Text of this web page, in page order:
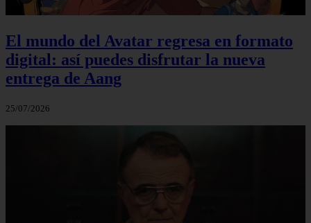
El mundo del Avatar regresa en formato
digital: así puedes disfrutar la nueva
entrega de Aang
25/07/2026